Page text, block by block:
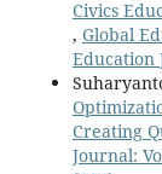
Civics
, Global
Education
Creating
Journal: